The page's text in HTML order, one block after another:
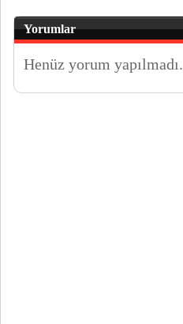
Yorumlar
Henüz yorum yapılmadı.